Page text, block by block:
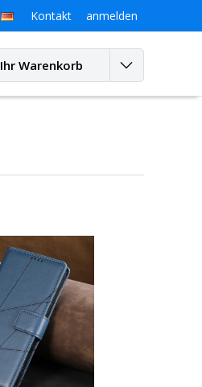
Kontakt anmelden
Ihr Warenkorb